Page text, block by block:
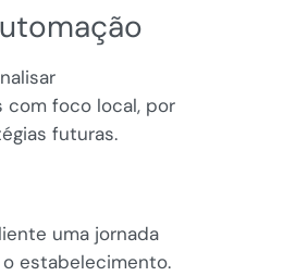
com foco local, por
futuras.
uma jornada
estabelecimento.